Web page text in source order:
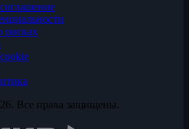
рисках
Все права защищены.